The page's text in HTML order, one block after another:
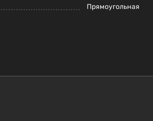
Прямоугольная